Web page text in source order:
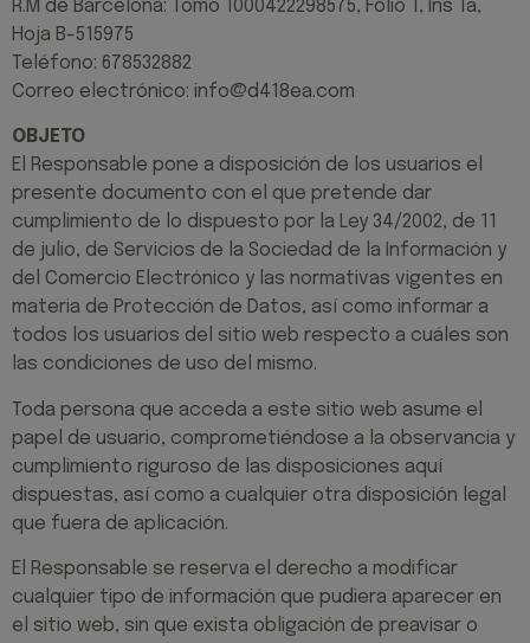
R.M de Barcelona: Tomo 1000422298575, Folio 1, Ins 1a,
Hoja B-515975
Teléfono: 678532882
Correo electrónico: info@d418ea.com
OBJETO
El Responsable pone a disposición de los usuarios el
presente documento con el que pretende dar
cumplimiento de lo dispuesto por la Ley 34/2002, de 11
de julio, de Servicios de la Sociedad de la Información y
del Comercio Electrónico y las normativas vigentes en
materia de Protección de Datos, así como informar a
todos los usuarios del sitio web respecto a cuáles son
las condiciones de uso del mismo.
Toda persona que acceda a este sitio web asume el
papel de usuario, comprometiéndose a la observancia y
cumplimiento riguroso de las disposiciones aquí
dispuestas, así como a cualquier otra disposición legal
que fuera de aplicación.
El Responsable se reserva el derecho a modificar
cualquier tipo de información que pudiera aparecer en
el sitio web, sin que exista obligación de preavisar o